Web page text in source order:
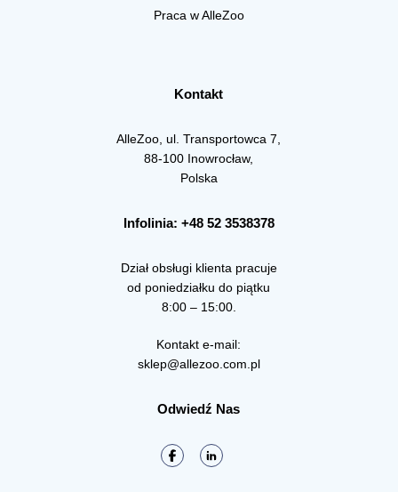
Praca w AlleZoo
Kontakt
AlleZoo, ul. Transportowca 7,
88-100 Inowrocław,
Polska
Infolinia: +48 52 3538378
Dział obsługi klienta pracuje
od poniedziałku do piątku
8:00 – 15:00.
Kontakt e-mail:
sklep@allezoo.com.pl
Odwiedź Nas